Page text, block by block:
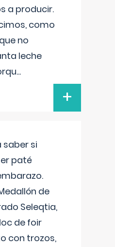
a producir.
como
no
leche
...
+
saber si
paté
de
Seleqtia,
de foir
con trozos,